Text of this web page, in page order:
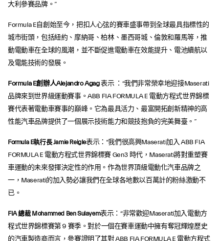
大利參賽品牌。”
Formula E自創始至今，把扣人心弦的賽車盛事帶到全球最具指標性的
城市街頭，包括紐約、摩納哥、柏林、墨西哥城、倫敦和羅馬等，推
動電動車在全球的風潮，並不斷促進電動車在效能提升、電池續航以
及電能技術的發展。
Formula E創辦人Alejandro Agag表示 ：“我們非常榮幸地迎接Maserati
品牌來到世界級運動賽事。ABB FIA FORMULA E 電動方程式世界錦標
賽代表著電動車賽事的巔峰。它為最具活力、最富開拓創新精神的高
性能汽車品牌提供了一個展示技術能力和競技抱負的完美舞臺。”
Formula E執行長 Jamie Reigle表示：“我們很高興Maserati加入 ABB FIA
FORMULA E 電動方程式世界錦標賽 Gen3 時代，Maserati將對重塑賽
車運動的未來發揮決定性的作用。作為世界頂級電動化汽車品牌之
一，Maserati的加入勢必讓我們在全球各地數以百萬計的粉絲激動不
已。
FIA 總裁 Mohammed Ben Sulayem表示：“非常歡迎Maserati加入電動方
程式世界錦標賽第 9 賽季。對於一個在賽車運動中擁有奪冠輝煌歷史
的汽車製造商而言，參賽證明了其對 ABB FIA FORMULA E 電動方程式